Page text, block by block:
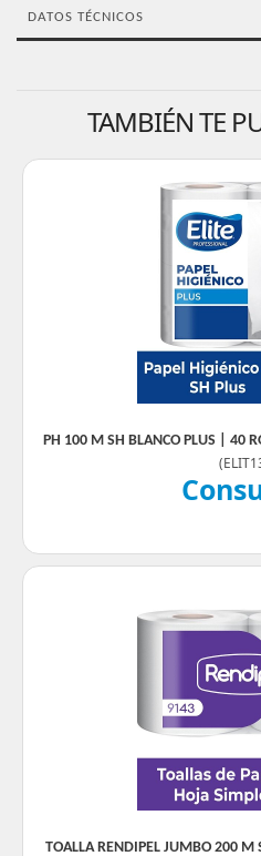
DATOS TÉCNICOS
TAMBIÉN TE
PH 100 M SH BLANCO PLUS | 40
(
TOALLA RENDIPEL JUMBO 200